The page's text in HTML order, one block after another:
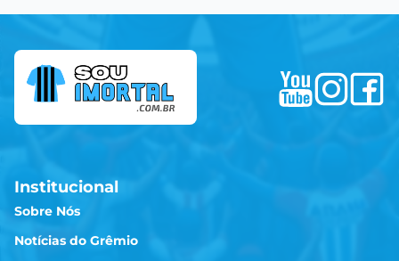
Institucional
Sobre Nós
Notícias do Grêmio